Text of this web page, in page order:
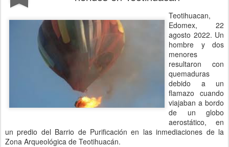
Teotihuacan,
Edomex, 22
agosto 2022. Un
hombre y dos
menores
resultaron con
quemaduras
debido a un
flamazo cuando
viajaban a bordo
de un globo
aerostático, en
un predio del Barrio de Purificación en las inmediaciones de la
Zona Arqueológica de Teotihuacán.